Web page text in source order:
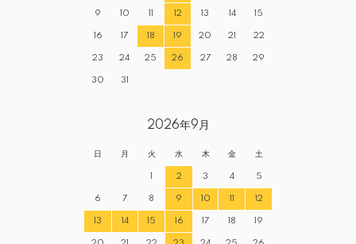
9 10 11 12 13 14 15
16 17 18 19 20 21 22
23 24 25 26 27 28 29
30 31
2026年9月
日 月 火 水 木 金 土
1 2 3 4 5
6 7 8 9 10 11 12
13 14 15 16 17 18 19